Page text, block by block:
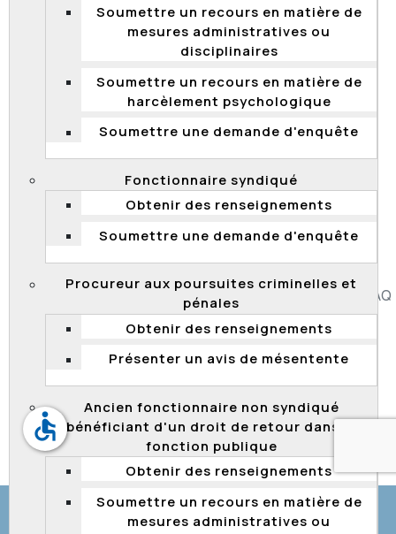
Soumettre un recours en matière de
mesures administratives ou
disciplinaires
Soumettre un recours en matière de
harcèlement psychologique
Soumettre une demande d'enquête
Fonctionnaire syndiqué
Obtenir des renseignements
Soumettre une demande d'enquête
Procureur aux poursuites criminelles et
pénales
Obtenir des renseignements
Présenter un avis de mésentente
Ancien fonctionnaire non syndiqué
bénéficiant d'un droit de retour dans la
fonction publique
Obtenir des renseignements
Soumettre un recours en matière de
mesures administratives ou
candidature lors d'un processus de
qualification en vue du recrutement
visées les résultats d’une enquête concernant
l’admission d’une candidature à un processus de
qualification tenu par le Centre de services partagés du
conclu que la décision de refuser l’admission de cette
candidature était non conforme à la Loi sur la fonction
publique et au cadre normatif applicable. Elle a conclu
Plan du site Diffusion de l'information
FAQ
Liens utiles Carrière Politique de confidentialité
© Gouvernement du Québec, 2026
accessible